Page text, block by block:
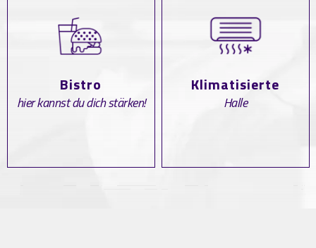
Bistro
hier kannst du dich stärken!
Klimatisierte
Halle